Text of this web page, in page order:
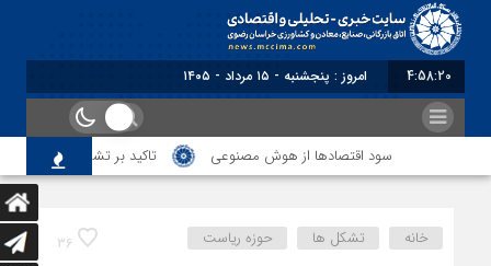
4:58:20 برابر
سود اقتصاد‌ها از هوش مصنوعی تاکید بر تشکیل انجمن مشترک
36 خانه تشکل ها حوزه ریاست